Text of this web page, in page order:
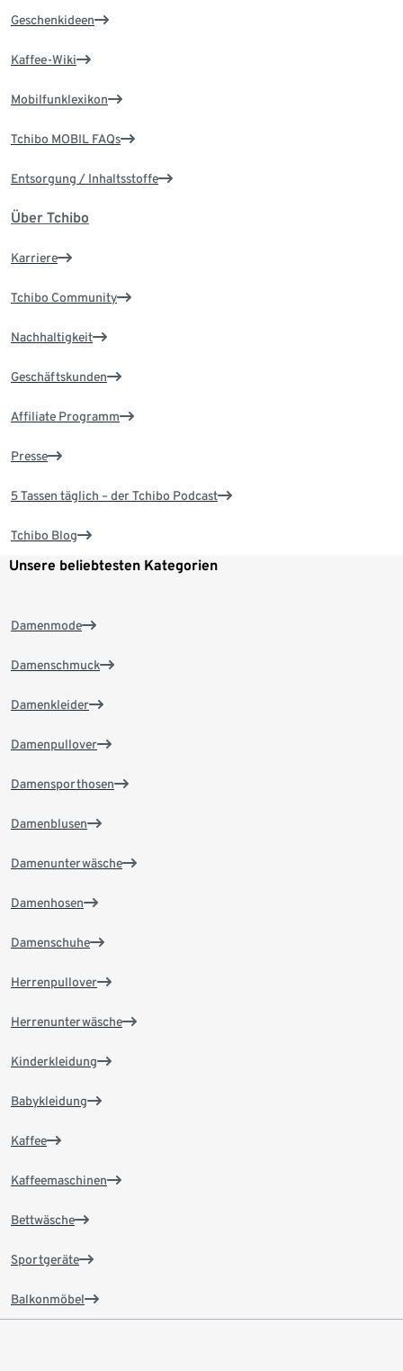
Geschenkideen
Kaffee-Wiki
Mobilfunklexikon
Tchibo MOBIL FAQs
Entsorgung / Inhaltsstoffe
Über Tchibo
Karriere
Tchibo Community
Nachhaltigkeit
Geschäftskunden
Affiliate Programm
Presse
5 Tassen täglich – der Tchibo Podcast
Tchibo Blog
Unsere beliebtesten Kategorien
Damenmode
Damenschmuck
Damenkleider
Damenpullover
Damensporthosen
Damenblusen
Damenunterwäsche
Damenhosen
Damenschuhe
Herrenpullover
Herrenunterwäsche
Kinderkleidung
Babykleidung
Kaffee
Kaffeemaschinen
Bettwäsche
Sportgeräte
Balkonmöbel